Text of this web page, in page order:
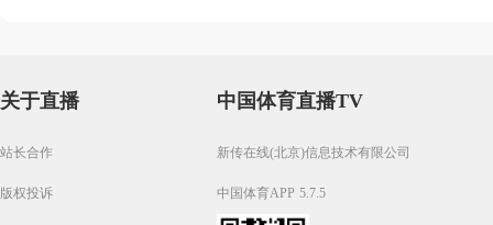
关于直播
站长合作
版权投诉
中国体育直播TV
新传在线(北京)信息技术有限公司
中国体育APP 5.7.5